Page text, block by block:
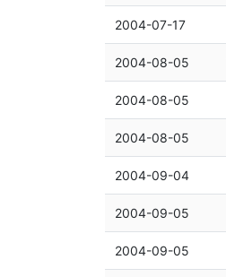
2004-07-17
2004-08-05
2004-08-05
2004-08-05
2004-09-04
2004-09-05
2004-09-05